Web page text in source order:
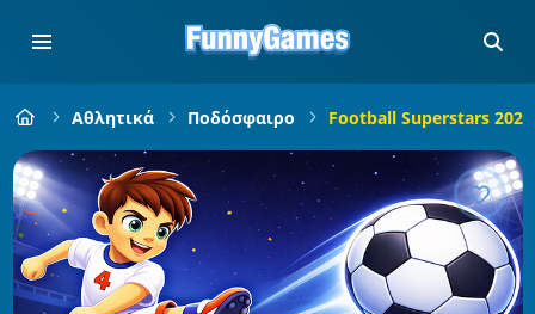
Αθλητικά Ποδόσφαιρο Football Superstars 2026